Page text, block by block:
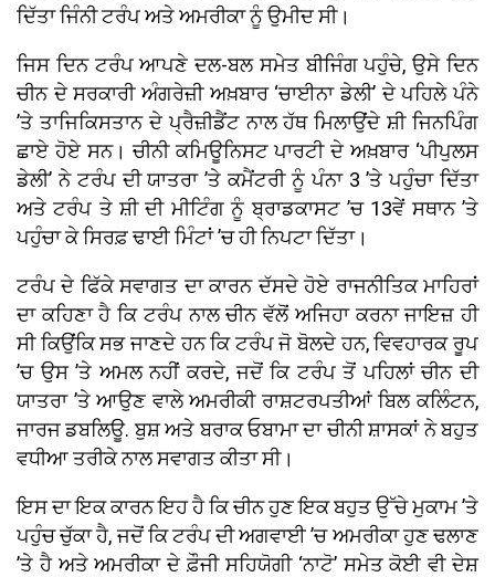
ਦਿੱਤਾ ਜਿੰਨੀ ਟਰੰਪ ਅਤੇ ਅਮਰੀਕਾ ਨੂੰ ਉਮੀਦ ਸੀ।
ਜਿਸ ਦਿਨ ਟਰੰਪ ਆਪਣੇ ਦਲ-ਬਲ ਸਮੇਤ ਬੀਜਿੰਗ ਪਹੁੰਚੇ, ਉਸੇ ਦਿਨ
ਚੀਨ ਦੇ ਸਰਕਾਰੀ ਅੰਗਰੇਜ਼ੀ ਅਖ਼ਬਾਰ ‘ਚਾਈਨਾ ਡੇਲੀ’ ਦੇ ਪਹਿਲੇ ਪੰਨੇ
’ਤੇ ਤਾਜਿਕਿਸਤਾਨ ਦੇ ਪ੍ਰੈਜ਼ੀਡੈਂਟ ਨਾਲ ਹੱਥ ਮਿਲਾਉਂਦੇ ਸ਼ੀ ਜਿਨਪਿੰਗ
ਛਾਏ ਹੋਏ ਸਨ। ਚੀਨੀ ਕਮਿਊਨਿਸਟ ਪਾਰਟੀ ਦੇ ਅਖ਼ਬਾਰ ‘ਪੀਪੁਲਸ
ਡੇਲੀ’ ਨੇ ਟਰੰਪ ਦੀ ਯਾਤਰਾ ’ਤੇ ਕਮੈਂਟਰੀ ਨੂੰ ਪੰਨਾ 3 ’ਤੇ ਪਹੁੰਚਾ ਦਿੱਤਾ
ਅਤੇ ਟਰੰਪ ਤੇ ਸ਼ੀ ਦੀ ਮੀਟਿੰਗ ਨੂੰ ਬ੍ਰਾਡਕਾਸਟ ’ਚ 13ਵੇਂ ਸਥਾਨ ’ਤੇ
ਪਹੁੰਚਾ ਕੇ ਸਿਰਫ਼ ਢਾਈ ਮਿੰਟਾਂ ’ਚ ਹੀ ਨਿਪਟਾ ਦਿੱਤਾ।
ਟਰੰਪ ਦੇ ਫਿੱਕੇ ਸਵਾਗਤ ਦਾ ਕਾਰਨ ਦੱਸਦੇ ਹੋਏ ਰਾਜਨੀਤਿਕ ਮਾਹਿਰਾਂ
ਦਾ ਕਹਿਣਾ ਹੈ ਕਿ ਟਰੰਪ ਨਾਲ ਚੀਨ ਵੱਲੋਂ ਅਜਿਹਾ ਕਰਨਾ ਜਾਇਜ਼ ਹੀ
ਸੀ ਕਿਉਂਕਿ ਸਭ ਜਾਣਦੇ ਹਨ ਕਿ ਟਰੰਪ ਜੋ ਬੋਲਦੇ ਹਨ, ਵਿਵਹਾਰਕ ਰੂਪ
’ਚ ਉਸ ’ਤੇ ਅਮਲ ਨਹੀਂ ਕਰਦੇ, ਜਦੋਂ ਕਿ ਟਰੰਪ ਤੋਂ ਪਹਿਲਾਂ ਚੀਨ ਦੀ
ਯਾਤਰਾ ’ਤੇ ਆਉਣ ਵਾਲੇ ਅਮਰੀਕੀ ਰਾਸ਼ਟਰਪਤੀਆਂ ਬਿਲ ਕਲਿੰਟਨ,
ਜਾਰਜ ਡਬਲਿਊ. ਬੁਸ਼ ਅਤੇ ਬਰਾਕ ਓਬਾਮਾ ਦਾ ਚੀਨੀ ਸ਼ਾਸਕਾਂ ਨੇ ਬਹੁਤ
ਵਧੀਆ ਤਰੀਕੇ ਨਾਲ ਸਵਾਗਤ ਕੀਤਾ ਸੀ।
ਇਸ ਦਾ ਇਕ ਕਾਰਨ ਇਹ ਹੈ ਕਿ ਚੀਨ ਹੁਣ ਇਕ ਬਹੁਤ ਉੱਚੇ ਮੁਕਾਮ ’ਤੇ
ਪਹੁੰਚ ਚੁੱਕਾ ਹੈ, ਜਦੋਂ ਕਿ ਟਰੰਪ ਦੀ ਅਗਵਾਈ ’ਚ ਅਮਰੀਕਾ ਹੁਣ ਢਲਾਣ
’ਤੇ ਹੈ ਅਤੇ ਅਮਰੀਕਾ ਦੇ ਫ਼ੌਜੀ ਸਹਿਯੋਗੀ ‘ਨਾਟੋ’ ਸਮੇਤ ਕੋਈ ਵੀ ਦੇਸ਼